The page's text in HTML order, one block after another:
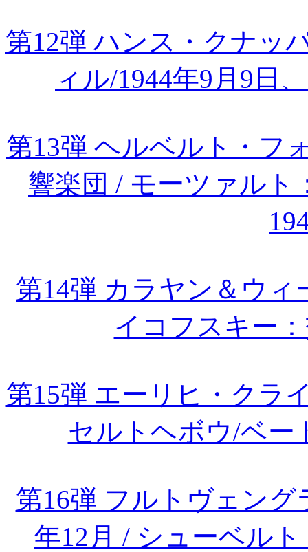
第12弾 ハンス・クナッ
ィル/1944年9月9日
第13弾 ヘルベルト・フ
響楽団 / モーツァルト
第14弾 カラヤン＆ウィ
イコフスキー
第15弾 エーリヒ・クラ
セルトヘボウ/ベー
第16弾 フルトヴェング
年12月 / シューベル